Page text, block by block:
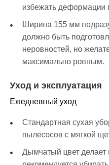
избежать деформации
Ширина 155 мм
должно быть
неровностей, но
максимально ровным.
Уход и эксплуатация
Ежедневный уход
Стандартная сухая
пылесосов с мягкой
Дымчатый цвет делает